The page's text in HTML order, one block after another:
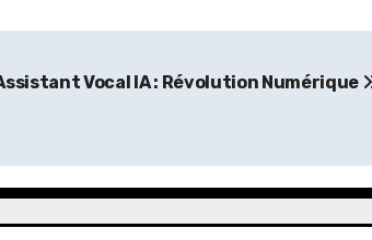
Vocal IA : Révolution Numérique